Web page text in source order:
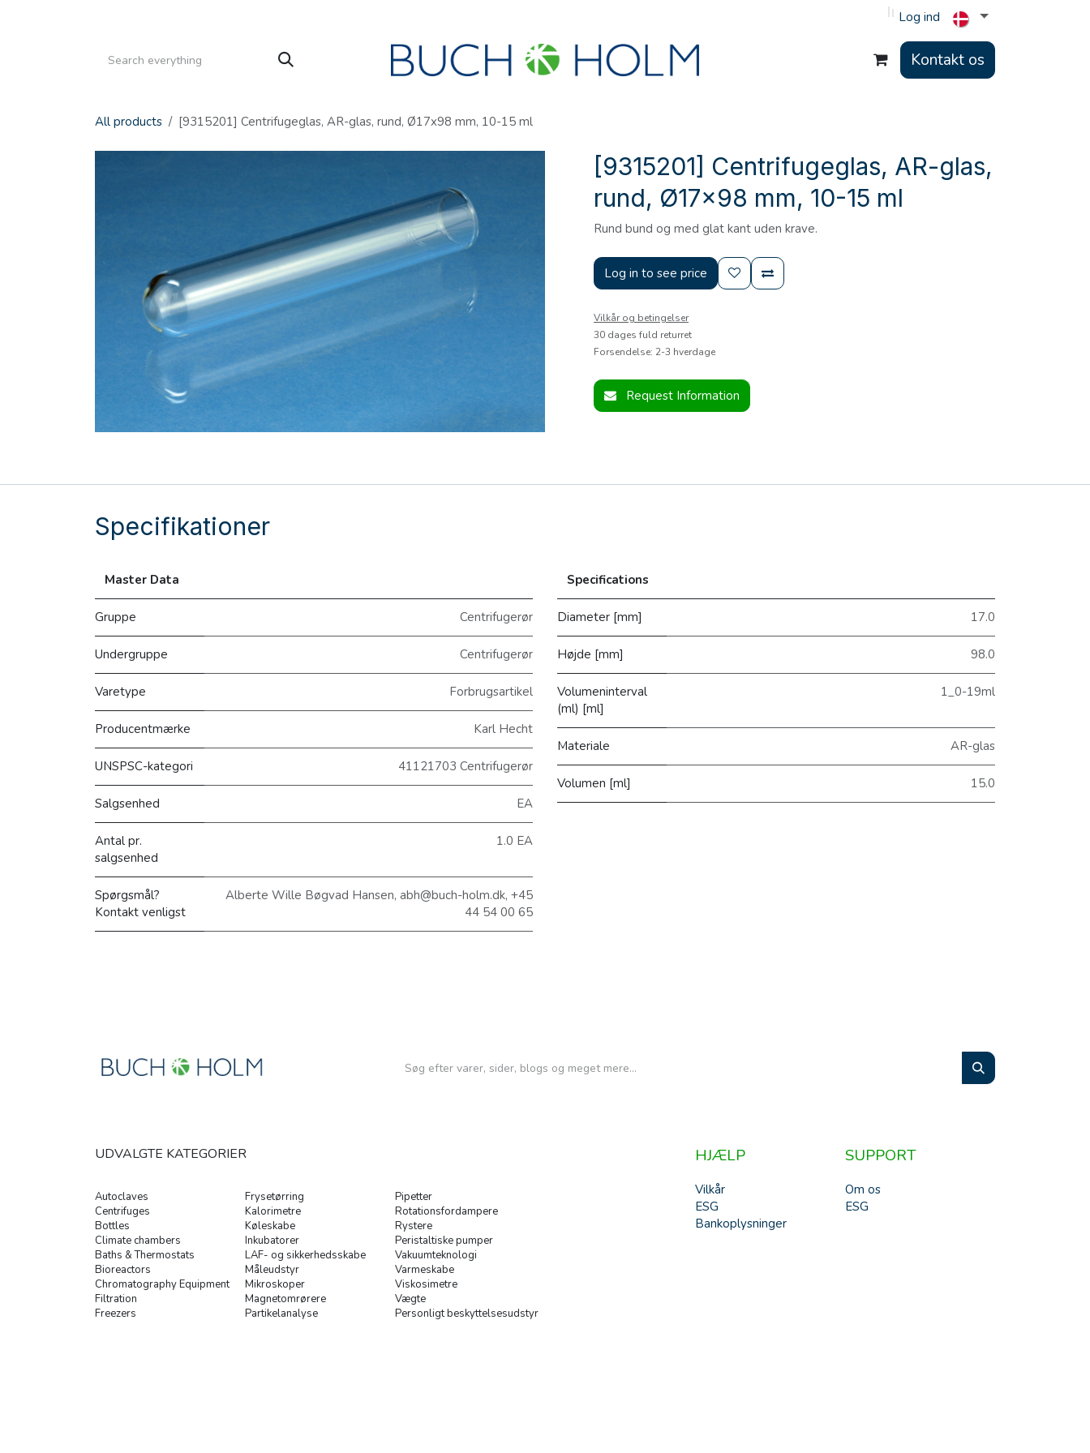
Log ind
Kontakt os
All products [9315201] Centrifugeglas, AR-glas, rund, Ø17x98 mm, 10-15 ml
[9315201] Centrifugeglas, AR-glas,
rund, Ø17x98 mm, 10-15 ml
Rund bund og med glat kant uden krave.
Log in to see price
Vilkår og betingelser
30 dages fuld returret
Forsendelse: 2-3 hverdage
Request Information
Specifikationer
Master Data
Gruppe Centrifugerør
Undergruppe Centrifugerør
Varetype Forbrugsartikel
Producentmærke Karl Hecht
UNSPSC-kategori 41121703 Centrifugerør
Salgsenhed EA
Antal pr.
salgsenhed
1.0 EA
Spørgsmål?
Kontakt venligst
Alberte Wille Bøgvad Hansen, abh@buch-holm.dk, +45
44 54 00 65
Specifications
Diameter [mm] 17.0
Højde [mm] 98.0
Volumeninterval
(ml) [ml]
1_0-19ml
Materiale AR-glas
Volumen [ml] 15.0
Autoclaves
Centrifuges
Bottles
Climate chambers
Baths & Thermostats
Bioreactors
Chromatography Equipment
Filtration
Freezers
Frysetørring
Kalorimetre
Køleskabe
Inkubatorer
LAF- og sikkerhedsskabe
Måleudstyr
Mikroskoper
Magnetomrørere
Partikelanalyse
Pipetter
Rotationsfordampere
Rystere
Peristaltiske pumper
Vakuumteknologi
Varmeskabe
Viskosimetre
Vægte
Personligt beskyttelsesudstyr
UDVALGTE KATEGORIER SUPPORT
Om os
ESG
Vilkår
ESG
Bankoplysninger
HJÆLP